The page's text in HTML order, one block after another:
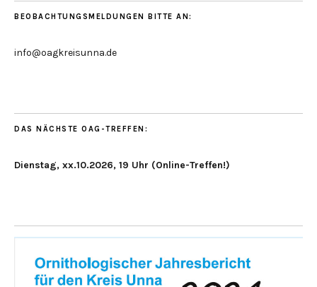
BEOBACHTUNGSMELDUNGEN BITTE AN:
info@oagkreisunna.de
DAS NÄCHSTE OAG-TREFFEN:
Dienstag, xx.10.2026, 19 Uhr (Online-Treffen!)